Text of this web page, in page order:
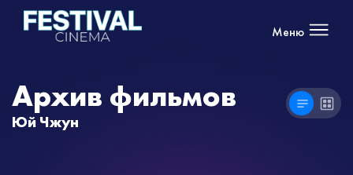
Меню
Архив фильмов
Юй Чжун